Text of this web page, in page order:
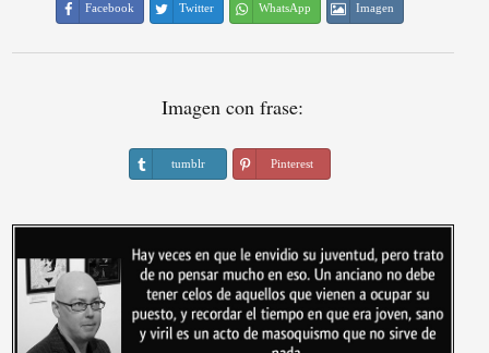
Facebook Twitter WhatsApp Imagen
Imagen con frase:
tumblr Pinterest